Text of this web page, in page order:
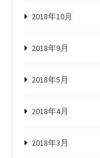
2018年10月
2018年9月
2018年5月
2018年4月
2018年3月